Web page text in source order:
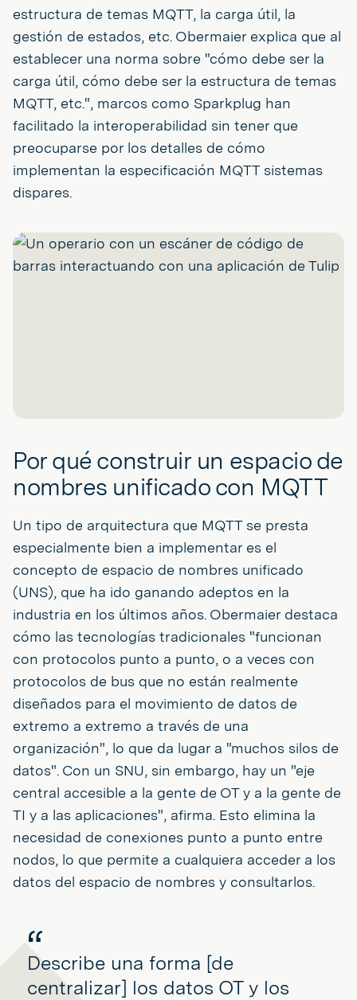
estructura de temas MQTT, la carga útil, la
gestión de estados, etc. Obermaier explica que al
establecer una norma sobre "cómo debe ser la
carga útil, cómo debe ser la estructura de temas
MQTT, etc.", marcos como Sparkplug han
facilitado la interoperabilidad sin tener que
preocuparse por los detalles de cómo
implementan la especificación MQTT sistemas
dispares.
Por qué construir un espacio de
nombres unificado con MQTT
Un tipo de arquitectura que MQTT se presta
especialmente bien a implementar es el
concepto de espacio de nombres unificado
(UNS), que ha ido ganando adeptos en la
industria en los últimos años. Obermaier destaca
cómo las tecnologías tradicionales "funcionan
con protocolos punto a punto, o a veces con
protocolos de bus que no están realmente
diseñados para el movimiento de datos de
extremo a extremo a través de una
organización", lo que da lugar a "muchos silos de
datos". Con un SNU, sin embargo, hay un "eje
central accesible a la gente de OT y a la gente de
TI y a las aplicaciones", afirma. Esto elimina la
necesidad de conexiones punto a punto entre
nodos, lo que permite a cualquiera acceder a los
datos del espacio de nombres y consultarlos.
Describe una forma [de
centralizar] los datos OT y los